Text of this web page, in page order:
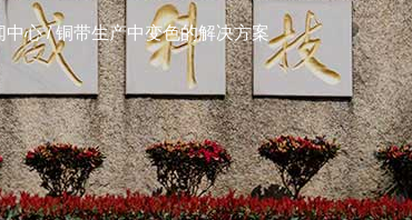
中心/铜带生产中变色的解决方案